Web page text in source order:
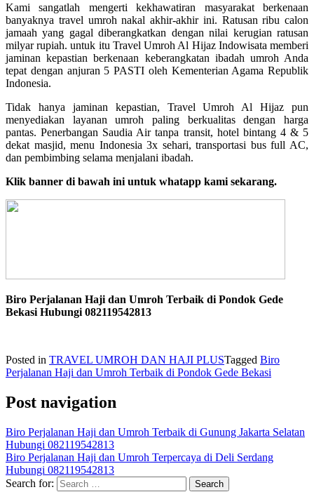
Kami sangatlah mengerti kekhawatiran masyarakat berkenaan
banyaknya travel umroh nakal akhir-akhir ini. Ratusan ribu calon
jamaah yang gagal diberangkatkan dengan nilai kerugian ratusan
milyar rupiah. untuk itu Travel Umroh Al Hijaz Indowisata memberi
jaminan kepastian berkenaan keberangkatan ibadah umroh Anda
tepat dengan anjuran 5 PASTI oleh Kementerian Agama Republik
Indonesia.
Tidak hanya jaminan kepastian, Travel Umroh Al Hijaz pun
menyediakan layanan umroh paling berkualitas dengan harga
pantas. Penerbangan Saudia Air tanpa transit, hotel bintang 4 & 5
dekat masjid, menu Indonesia 3x sehari, transportasi bus full AC,
dan pembimbing selama menjalani ibadah.
Klik banner di bawah ini untuk whatapp kami sekarang.
Biro Perjalanan Haji dan Umroh Terbaik di Pondok Gede
Bekasi Hubungi 082119542813
Posted in TRAVEL UMROH DAN HAJI PLUSTagged Biro
Perjalanan Haji dan Umroh Terbaik di Pondok Gede Bekasi
Post navigation
Biro Perjalanan Haji dan Umroh Terbaik di Gunung Jakarta Selatan
Hubungi 082119542813
Biro Perjalanan Haji dan Umroh Terpercaya di Deli Serdang
Hubungi 082119542813
Search for: